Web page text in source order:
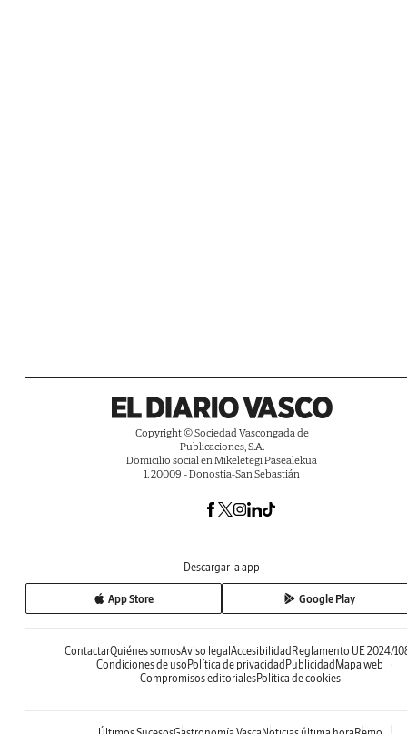
Copyright © Sociedad Vascongada de
Publicaciones, S.A.
Domicilio social en Mikeletegi Pasealekua
1. 20009 - Donostia-San Sebastián
Descargar la app
App Store Google Play
ContactarQuiénes somosAviso legal Accesibilidad Reglamento UE 2024/
Condiciones de uso Política de privacidad Publicidad Mapa web
Compromisos editorialesPolítica de cookies